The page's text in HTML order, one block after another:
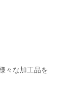
々な加工品を